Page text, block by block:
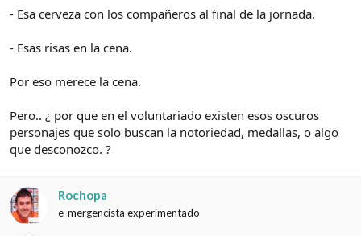
- Esa cerveza con los compañeros al final de la jornada.
- Esas risas en la cena.
Por eso merece la cena.
Pero.. ¿ por que en el voluntariado existen esos oscuros
personajes que solo buscan la notoriedad, medallas, o algo
que desconozco. ?
Rochopa
e-mergencista experimentado